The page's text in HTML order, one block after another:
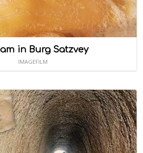
in Burg Satzvey
IMAGEFILM